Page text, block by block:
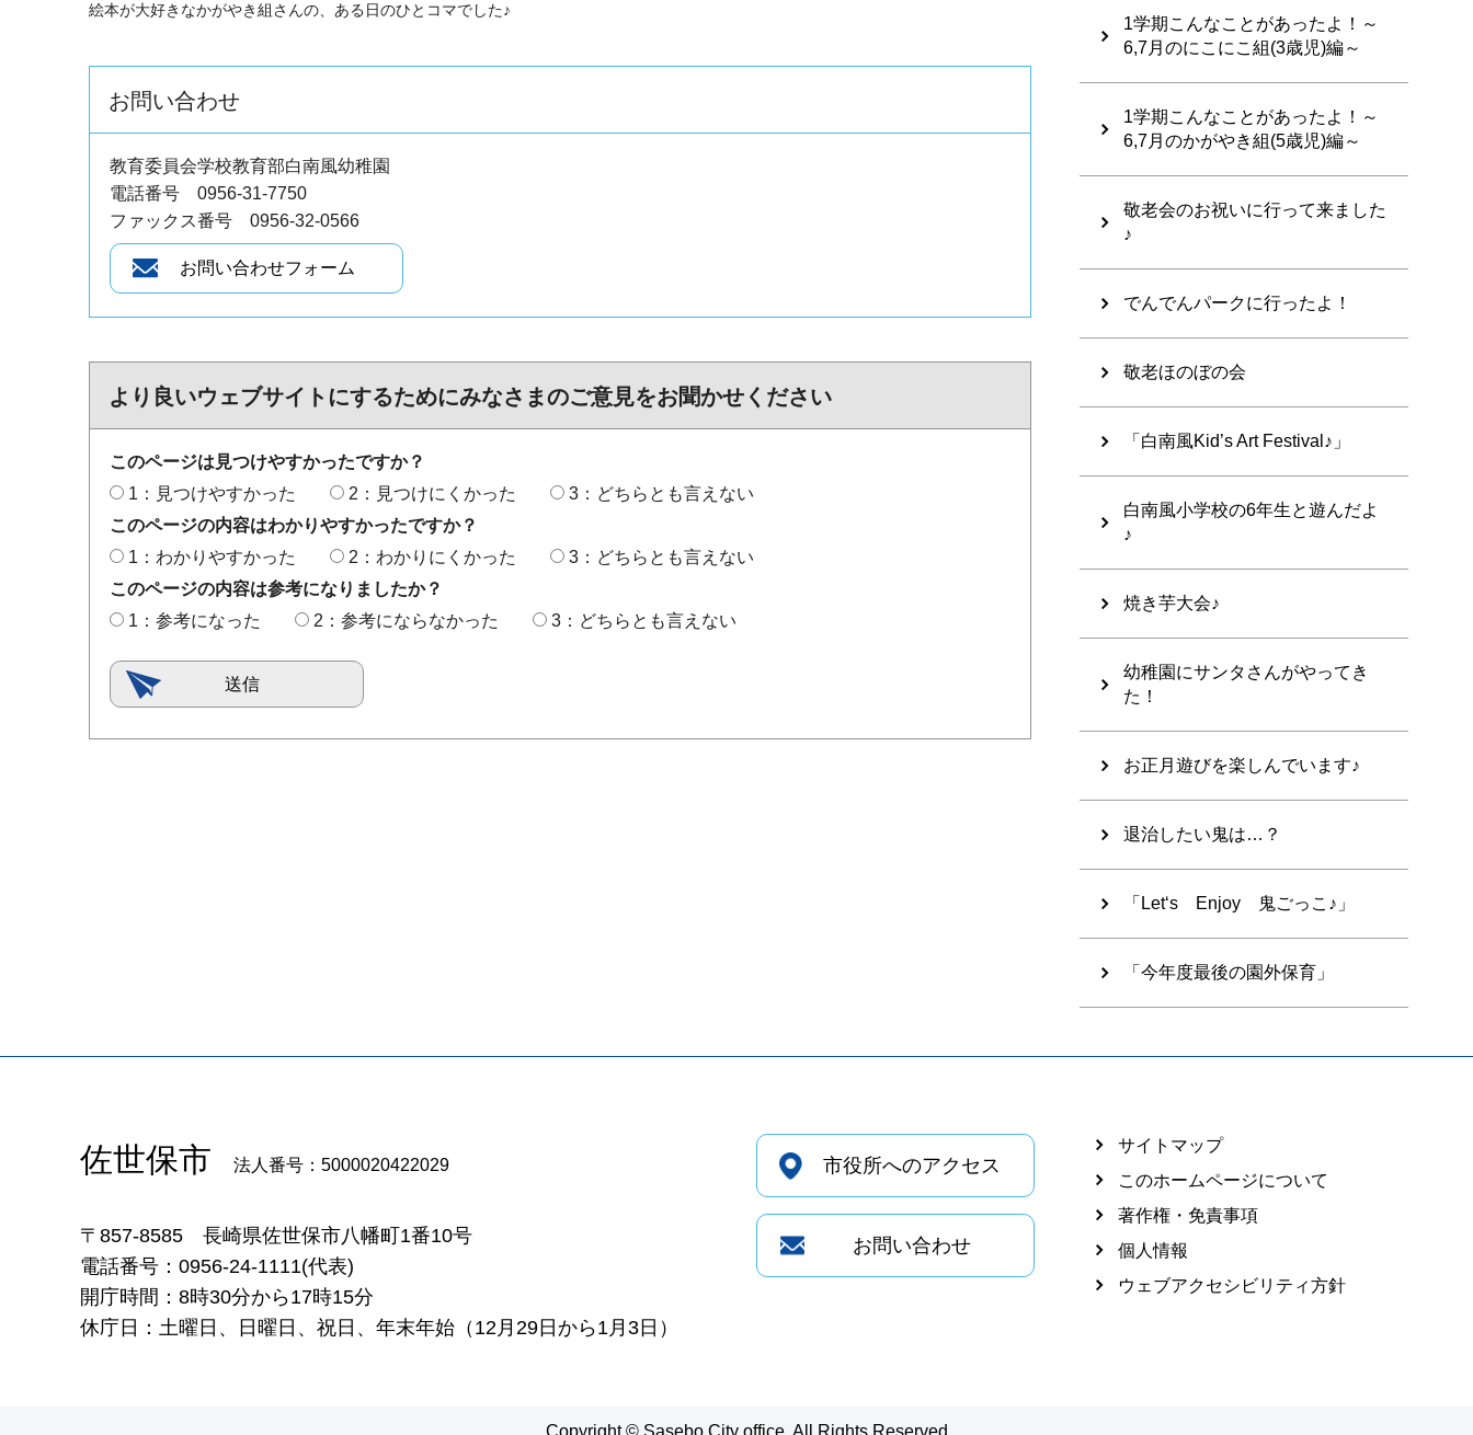
絵本が大好きなかがやき組さんの、ある日のひとコマでした♪
お問い合わせ
教育委員会学校教育部白南風幼稚園
電話番号 0956-31-7750
ファックス番号 0956-32-0566
より良いウェブサイトにするためにみなさまのご意見をお聞かせください
このページは見つけやすかったですか？
1：見つけやすかった
2：見つけにくかった
3：どちらとも言えない
このページの内容はわかりやすかったですか？
1：わかりやすかった
2：わかりにくかった
3：どちらとも言えない
このページの内容は参考になりましたか？
1：参考になった
2：参考にならなかった 3：どちらとも言えない
1学期こんなことがあったよ！～
6,7月のにこにこ組(3歳児)編～
1学期こんなことがあったよ！～
6,7月のかがやき組(5歳児)編～
敬老会のお祝いに行って来ました
♪
でんでんパークに行ったよ！
敬老ほのぼの会
「白南風Kid’s Art Festival♪」
白南風小学校の6年生と遊んだよ
♪
焼き芋大会♪
幼稚園にサンタさんがやってき
た！
お正月遊びを楽しんでいます♪
退治したい鬼は…？
「Let‘s Enjoy 鬼ごっこ♪」
「今年度最後の園外保育」
佐世保市 法人番号：5000020422029
〒857-8585 長崎県佐世保市八幡町1番10号
電話番号：0956-24-1111(代表)
開庁時間：8時30分から17時15分
休庁日：土曜日、日曜日、祝日、年末年始（12月29日から1月3日）
市役所へのアクセス
お問い合わせ
サイトマップ
このホームページについて
著作権・免責事項
個人情報
ウェブアクセシビリティ方針